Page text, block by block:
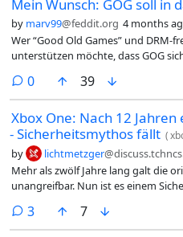
Mein Wunsch: GOG soll in
by marv99@feddit.org 4 months
Wer “Good Old Games” und
unterstützen möchte, dass GOG
0comments
39
Xbox One: Nach 12
- Sicherheitsmythos fällt (
by lichtmetzger
Mehr als zwölf Jahre lang galt die
unangreifbar. Nun ist es einem
3comments
7